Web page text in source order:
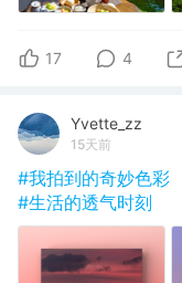
17 4
Yvette_zz
15天前
#我拍到的奇妙色彩
#生活的透气时刻